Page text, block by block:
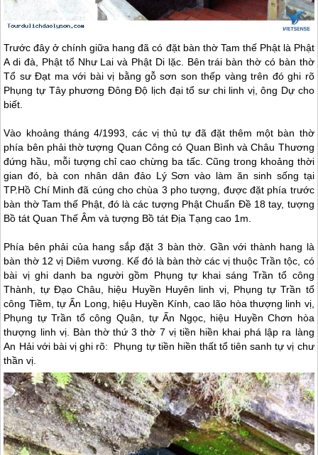
Trước đây ở chính giữa hang đã có đặt bàn thờ Tam thế Phật là Phật
A di đà, Phật tổ Như Lai và Phật Di lặc. Bên trái bàn thờ có bàn thờ
Tổ sư Đạt ma với bài vị bằng gỗ sơn son thếp vàng trên đó ghi rõ
Phụng tự Tây phương Đông Độ lịch đại tổ sư chi linh vị, ông Dự cho
biết.
Vào khoảng tháng 4/1993, các vị thủ tự đã đặt thêm một bàn thờ
phía bên phải thờ tượng Quan Công có Quan Bình và Châu Thương
đứng hầu, mỗi tượng chỉ cao chừng ba tấc. Cũng trong khoảng thời
gian đó, bà con nhân dân đảo Lý Sơn vào làm ăn sinh sống tại
TP.Hồ Chí Minh đã cúng cho chùa 3 pho tượng, được đặt phía trước
bàn thờ Tam thế Phật, đó là các tượng Phật Chuẩn Đề 18 tay, tượng
Bồ tát Quan Thế Âm và tượng Bồ tát Địa Tạng cao 1m.
Phía bên phải của hang sắp đặt 3 bàn thờ. Gần với thành hang là
bàn thờ 12 vị Diêm vương. Kế đó là bàn thờ các vị thuộc Trần tộc, có
bài vị ghi danh ba người gồm Phụng tự khai sáng Trần tổ công
Thành, tự Đạo Châu, hiệu Huyền Huyên linh vị, Phụng tự Trần tổ
công Tiềm, tự Ấn Long, hiệu Huyền Kính, cao lão hòa thượng linh vị,
Phụng tự Trần tổ công Quận, tự Ấn Ngọc, hiệu Huyền Chơn hòa
thượng linh vị. Bàn thờ thứ 3 thờ 7 vị tiền hiền khai phá lập ra làng
An Hải với bài vị ghi rõ: Phụng tự tiền hiền thất tổ tiên sanh tự vị chư
thần vị.